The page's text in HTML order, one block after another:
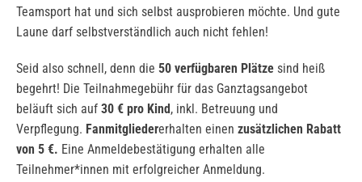
Teamsport hat und sich selbst ausprobieren möchte. Und gute
Laune darf selbstverständlich auch nicht fehlen!
Seid also schnell, denn die 50 verfügbaren Plätze sind heiß
begehrt! Die Teilnahmegebühr für das Ganztagsangebot
beläuft sich auf 30 € pro Kind, inkl. Betreuung und
Verpflegung. Fanmitgliedererhalten einen zusätzlichen Rabatt
von 5 €. Eine Anmeldebestätigung erhalten alle
Teilnehmer*innen mit erfolgreicher Anmeldung.